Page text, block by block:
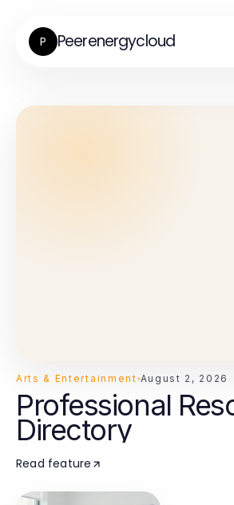
P Peerenergycloud
Arts & Entertainment August 2, 2026
Professional
Directory
Read feature